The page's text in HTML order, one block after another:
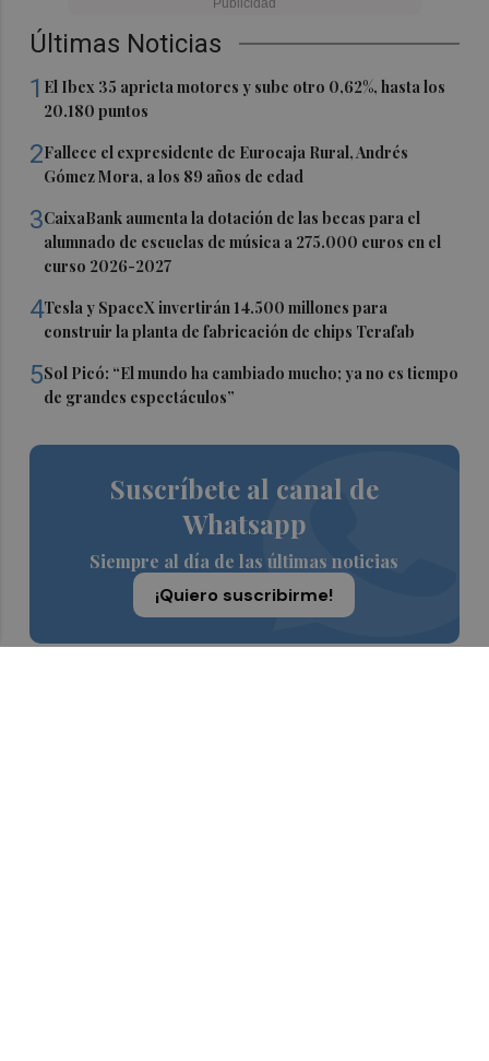
Últimas Noticias
1 El Ibex 35 aprieta motores y sube otro 0,62%, hasta los
20.180 puntos
2Fallece el expresidente de Eurocaja Rural, Andrés
Gómez Mora, a los 89 años de edad
3CaixaBank aumenta la dotación de las becas para el
alumnado de escuelas de música a 275.000 euros en el
curso 2026-2027
4Tesla y SpaceX invertirán 14.500 millones para
construir la planta de fabricación de chips Terafab
5Sol Picó: “El mundo ha cambiado mucho; ya no es tiempo
de grandes espectáculos”
Suscríbete al canal de
Whatsapp
Siempre al día de las últimas noticias
¡Quiero suscribirme!